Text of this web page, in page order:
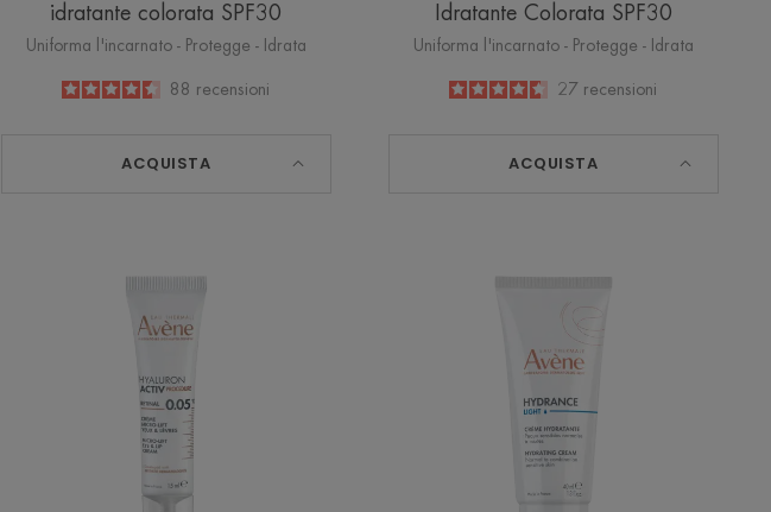
idratante colorata SPF30
Uniforma l'incarnato - Protegge - Idrata
4.5
/
5
88 recensioni
ACQUISTA
Idratante Colorata SPF30
Uniforma l'incarnato - Protegge - Idrata
4.6
/
5
27 recensioni
ACQUISTA
ACTIV
PROCEDURE
Crema
Micro-
Lift
Occhi
Labbra
Idratante